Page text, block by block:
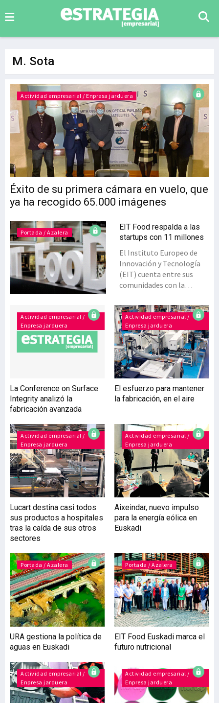
M. Sota
Éxito de su primera cámara en vuelo, que
ya ha recogido 65.000 imágenes
Actividad empresarial / Enpresa jarduera
Portada / Azalera
EIT Food respalda a las
startups con 11 millones
El Instituto Europeo de
Innovación y Tecnología
(EIT) cuenta entre sus
comunidades con la
cuyo objetivo es el de
hacer que el sistema
alimentario sea más
sostenible, saludable y de
confianza. Su directora
para el Sur de Europa es
Begoña Pérez Villareal,
programas educativos en
marcha y el apoyo dado a
empresas, principalmente
startups.Begoña Pérez
Villarreal recalca que para
reactivar el sector
alimentario, “EIT ha
liberado 60 millones de
euros a nivel europeo, de
los que 11 millones se han
destinado a apoyar a las
startups que corrían
peligro por la crisis del
Actividad empresarial /
Enpresa jarduera
La Conference on Surface
Integrity analizó la
fabricación avanzada
Actividad empresarial /
Enpresa jarduera
El esfuerzo para mantener
la fabricación, en el aire
Actividad empresarial /
Enpresa jarduera
Lucart destina casi todos
sus productos a hospitales
tras la caída de sus otros
sectores
Actividad empresarial /
Enpresa jarduera
Aixeindar, nuevo impulso
para la energía eólica en
Euskadi
Portada / Azalera
URA gestiona la política de
aguas en Euskadi
Portada / Azalera
EIT Food Euskadi marca el
futuro nutricional
Actividad empresarial /
Enpresa jarduera
Actividad empresarial /
Enpresa jarduera